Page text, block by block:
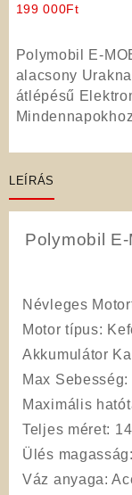
199 000Ft
Polymobil E-
alacsony
átlépésű
LEÍRÁS
Polymobil
Névleges
Motor típus:
Akkumulátor
Max Sebesség:
Maximális
Teljes méret:
Ülés magasság
Váz anyaga: